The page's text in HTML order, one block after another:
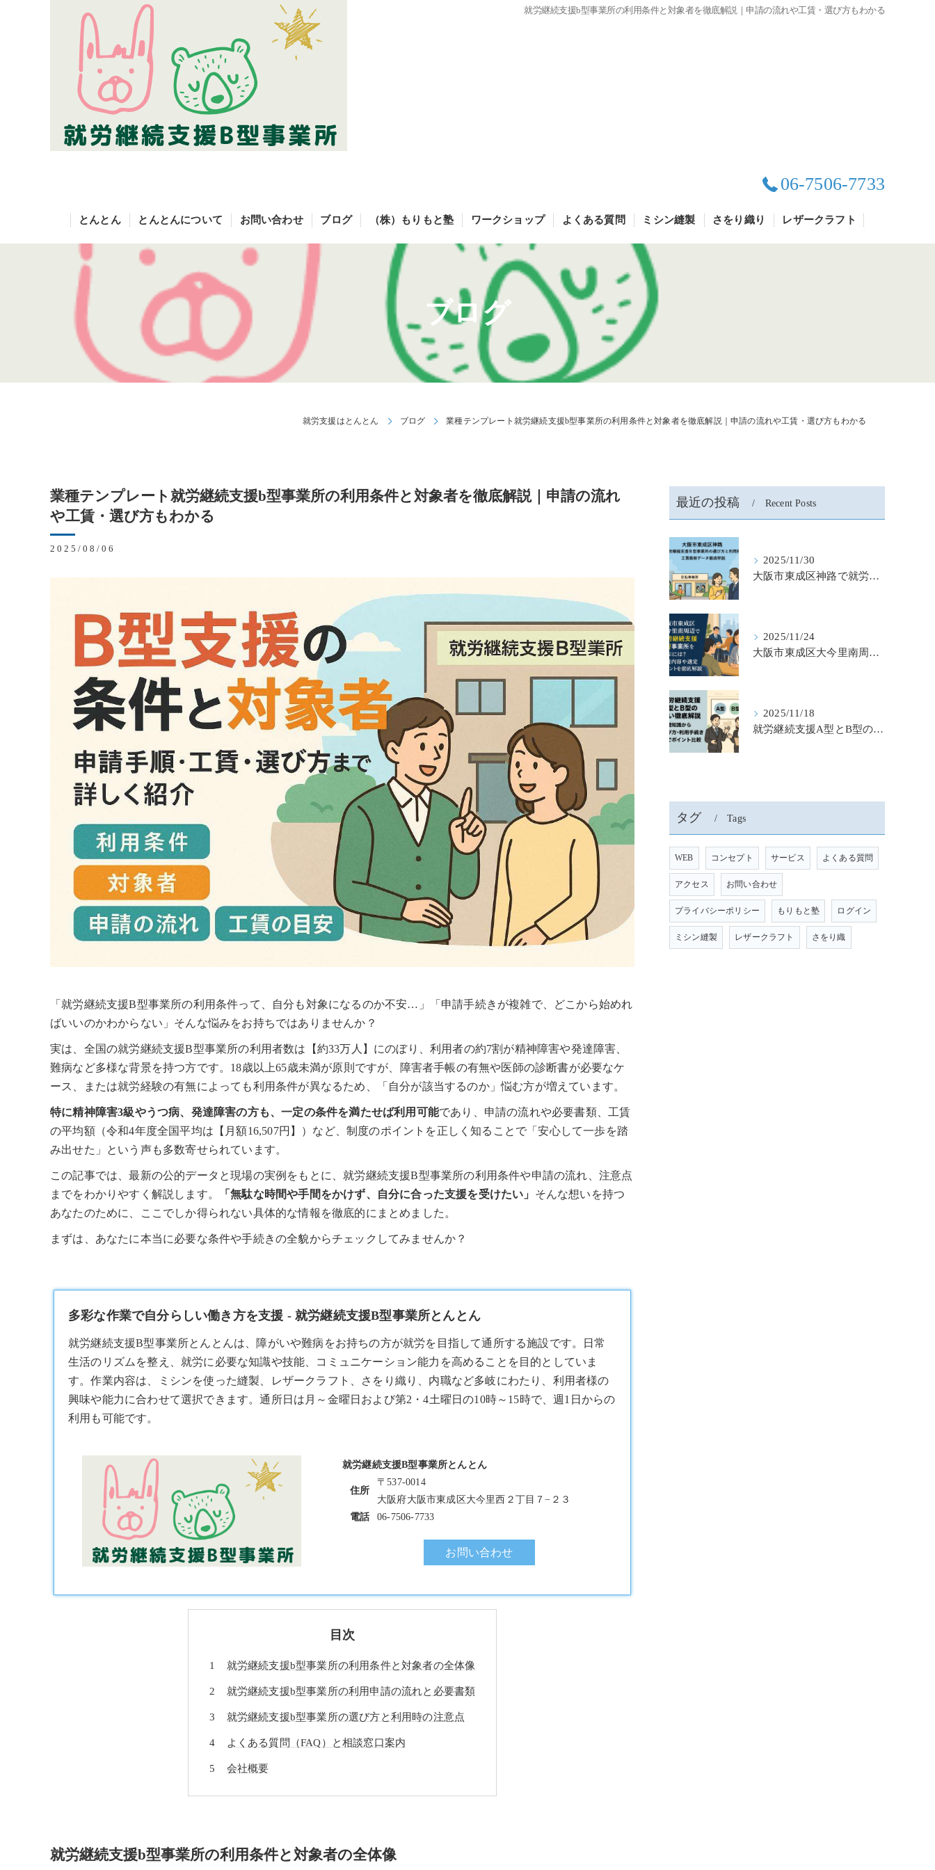
就労継続支援b型事業所の利用条件と対象者を徹底解説｜申請の流れや工賃・選び方もわかる
06-7506-7733
とんとん とんとんについて お問い合わせ ブログ （株）もりもと塾 ワークショップ よくある質問 ミシン縫製 さをり織り レザークラフト
ブログ
就労支援はとんとん ブログ 業種テンプレート就労継続支援b型事業所の利用条件と対象者を徹底解説｜申請の流れや工賃・選び方もわかる
業種テンプレート就労継続支援b型事業所の利用条件と対象者を徹底解説｜申請の流れ
や工賃・選び方もわかる
2025/08/06
「就労継続支援B型事業所の利用条件って、自分も対象になるのか不安…」「申請手続きが複雑で、どこから始めれ
ばいいのかわからない」そんな悩みをお持ちではありませんか？
実は、全国の就労継続支援B型事業所の利用者数は【約33万人】にのぼり、利用者の約7割が精神障害や発達障害、
難病など多様な背景を持つ方です。18歳以上65歳未満が原則ですが、障害者手帳の有無や医師の診断書が必要なケ
ース、または就労経験の有無によっても利用条件が異なるため、「自分が該当するのか」悩む方が増えています。
特に精神障害3級やうつ病、発達障害の方も、一定の条件を満たせば利用可能であり、申請の流れや必要書類、工賃
の平均額（令和4年度全国平均は【月額16,507円】）など、制度のポイントを正しく知ることで「安心して一歩を踏
み出せた」という声も多数寄せられています。
この記事では、最新の公的データと現場の実例をもとに、就労継続支援B型事業所の利用条件や申請の流れ、注意点
までをわかりやすく解説します。
「無駄な時間や手間をかけず、自分に合った支援を受けたい」 そんな想いを持つ
あなたのために、ここでしか得られない具体的な情報を徹底的にまとめました。
まずは、あなたに本当に必要な条件や手続きの全貌からチェックしてみませんか？
多彩な作業で自分らしい働き方を支援 - 就労継続支援B型事業所とんとん
就労継続支援B型事業所とんとんは、障がいや難病をお持ちの方が就労を目指して通所する施設です。日常
生活のリズムを整え、就労に必要な知識や技能、コミュニケーション能力を高めることを目的としていま
す。作業内容は、ミシンを使った縫製、レザークラフト、さをり織り、内職など多岐にわたり、利用者様の
興味や能力に合わせて選択できます。通所日は月～金曜日および第2・4土曜日の10時～15時で、週1日からの
利用も可能です。
就労継続支援B型事業所とんとん
住所
〒537-0014
大阪府大阪市東成区大今里西２丁目７−２３
電話
06-7506-7733
お問い合わせ
目次
就労継続支援b型事業所の利用条件と対象者の全体像
就労継続支援b型事業所の利用申請の流れと必要書類
就労継続支援b型事業所の選び方と利用時の注意点
よくある質問（FAQ）と相談窓口案内
会社概要
就労継続支援b型事業所の利用条件と対象者の全体像
最近の投稿 Recent Posts
2025/11/30
大阪市東成区神路で就労継続支援b型事業所の選び方と利用料金・工賃最新データ徹底解説
2025/11/24
大阪市東成区大今里南周辺で就労継続支援b型事業所を選ぶには？支援内容や選定ポイントを徹底解説
2025/11/18
就労継続支援A型とB型の違いを徹底解説｜基礎知識から選び・利用手続きまでポイント比較
タグ Tags
WEB コンセプト サービス よくある質問
アクセス お問い合わせ
プライバシーポリシー もりもと塾 ログイン
ミシン縫製 レザークラフト さをり織